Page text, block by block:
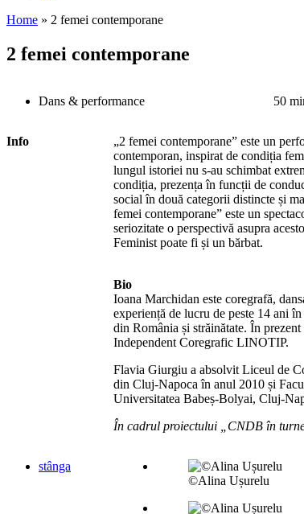
Home » 2 femei contemporane
2 femei contemporane
Dans & performance 50
Info
„2 femei contemporane” este un
contemporan, inspirat de condiția
lungul istoriei nu s-au schimbat
condiția, prezența în funcții de
social în două categorii distincte și
femei contemporane” este un
seriozitate o perspectivă asupra
Feminist poate fi și un bărbat.
Bio
Ioana Marchidan este coregrafă,
experiență de lucru de peste 14 ani
din România și străinătate. În
Independent Coregrafic LINOTIP.
Flavia Giurgiu a absolvit Liceul de
din Cluj-Napoca în anul 2010 și
Universitatea Babeș-Bolyai, Cluj-
În cadrul proiectului „CNDB în
stânga
©Alina Ușurelu